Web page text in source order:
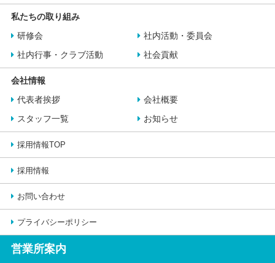
私たちの取り組み
研修会
社内活動・委員会
社内行事・クラブ活動
社会貢献
会社情報
代表者挨拶
会社概要
スタッフ一覧
お知らせ
採用情報TOP
採用情報
お問い合わせ
プライバシーポリシー
営業所案内